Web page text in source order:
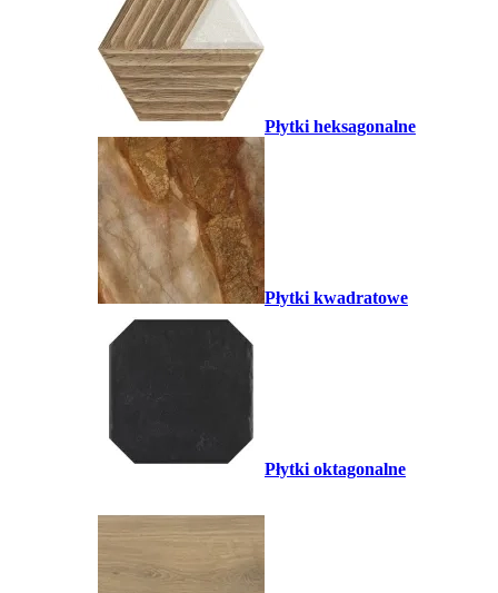
Płytki heksagonalne
Płytki kwadratowe
Płytki oktagonalne